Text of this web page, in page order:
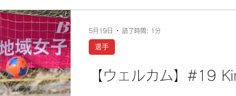
【ウェルカム】#19
選手
5月19日 読了時間: 1分